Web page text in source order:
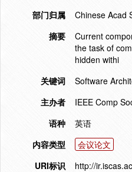
部门归属
Chinese Acad
摘要
Current
the task of
hidden withi
关键词
Software
主办者
IEEE Comp
语种
英语
内容类型
会议论文
URI标识
http://